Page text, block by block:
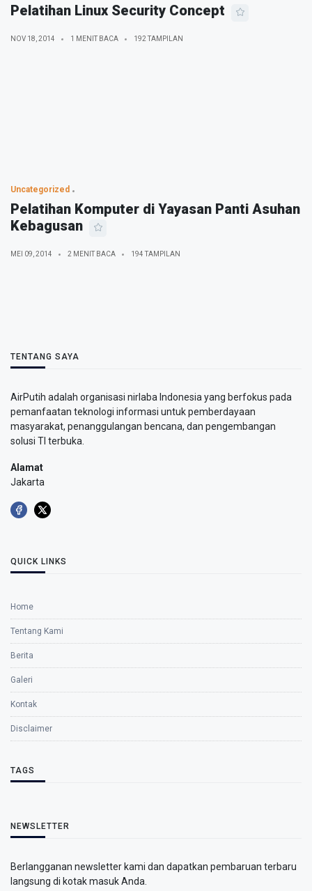
Pelatihan Linux Security Concept
NOV 18, 2014 1 MENIT BACA 192 TAMPILAN
Uncategorized
Pelatihan Komputer di Yayasan Panti Asuhan
Kebagusan
MEI 09, 2014 2 MENIT BACA 194 TAMPILAN
TENTANG SAYA
AirPutih adalah organisasi nirlaba Indonesia yang berfokus pada
pemanfaatan teknologi informasi untuk pemberdayaan
masyarakat, penanggulangan bencana, dan pengembangan
solusi TI terbuka.
Alamat
Jakarta
QUICK LINKS
Home
Tentang Kami
Berita
Galeri
Kontak
Disclaimer
TAGS
NEWSLETTER
Berlangganan newsletter kami dan dapatkan pembaruan terbaru
langsung di kotak masuk Anda.